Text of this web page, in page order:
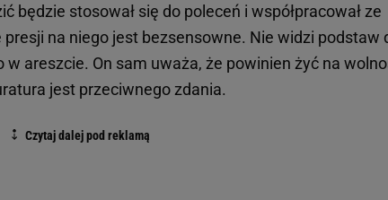
będzie stosował się do poleceń i współpracował ze
na niego jest bezsensowne. Nie widzi podstaw
areszcie. On sam uważa, że powinien żyć na
jest przeciwnego zdania.